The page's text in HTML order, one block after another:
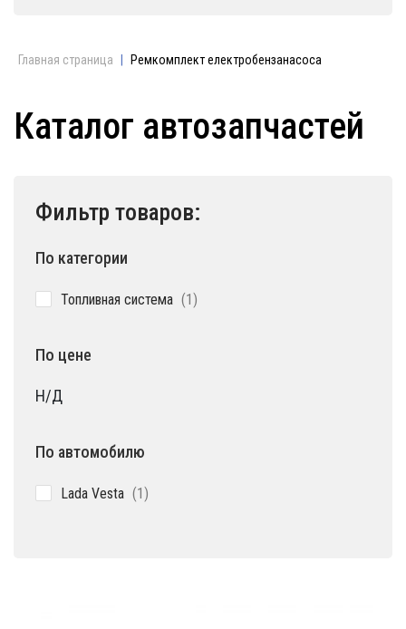
Главная страница Ремкомплект електробензанасоса
Каталог автозапчастей
Фильтр товаров:
По категории
Топливная система 11
По цене
Н/Д
По автомобилю
Lada Vesta 11